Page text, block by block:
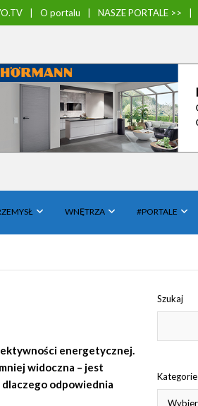
O portalu NASZE PORTALE >>
WNĘTRZA #PORTALE
energetycznej.
widoczna – jest
odpowiednia
Szukaj
Kategorie